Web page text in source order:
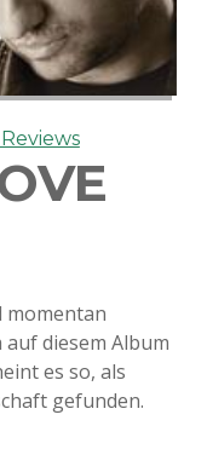
momentan
diesem Album
es so, als
gefunden.